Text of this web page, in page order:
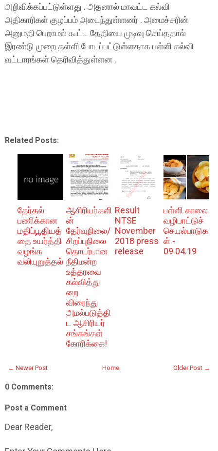
அறிவிக்கப்பட்டுள்ளது . அதனால் மாவட்ட கல்வி
அதிகாரிகள் குழப்பம் அடைந்துள்ளனர் . அமைச்சரின்
அனுமதி பெறாமல் கூட்ட தேதியை முடிவு செய்ததால்
இரண்டு முறை தள்ளி போடப்பட்டுள்ளதாக பள்ளி கல்வி
வட்டாரங்கள் தெரிவித்துள்ளன .
Related Posts:
தேர்தல்
பணிக்கான
மதிப்பூதியத்
தை உயர்த்தி
வழங்க
வலியுறுத்தல்
ஆசிரியர்களி
ன்
தேர்வுநிலை/
சிறப்புநிலை
தொடர்பான
நீதிமன்ற
உத்தரவை
கல்வித்து
றை
விரைந்து
அமல்படுத்தி
ட ஆசிரியர்
சங்கங்கள்
கோரிக்கை!
Result
NTSE
November
2018 press
release
பள்ளி காலை
வழிபாட்டுச்
செயல்பாடுக
ள் -
09.04.19
← Newer Post Older Post →
Home
0 Comments:
Post a Comment
Dear Reader,